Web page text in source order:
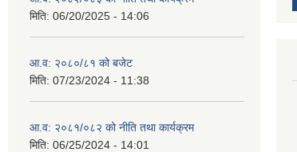
मिति: 06/20/2025 - 14:06
आ.व: २०८०/८१ को बजेट
मिति: 07/23/2024 - 11:38
आ.व: २०८१/०८२ को नीति तथा कार्यक्रम
मिति: 06/25/2024 - 14:01